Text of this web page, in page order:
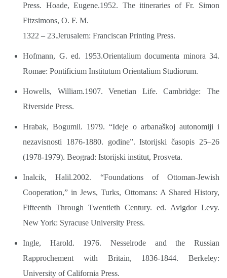
Press. Hoade, Eugene.1952. The itineraries of Fr. Simon
Fitzsimons, O. F. M.
1322 – 23.Jerusalem: Franciscan Printing Press.
Hofmann, G. ed. 1953.Orientalium documenta minora 34.
Romae: Pontificium Institutum Orientalium Studiorum.
Howells, William.1907. Venetian Life. Cambridge: The
Riverside Press.
Hrabak, Bogumil. 1979. “Ideje o arbanaškoj autonomiji i
nezavisnosti 1876-1880. godine”. Istorijski časopis 25–26
(1978-1979). Beograd: Istorijski institut, Prosveta.
Inalcik, Halil.2002. “Foundations of Ottoman-Jewish
Cooperation,” in Jews, Turks, Ottomans: A Shared History,
Fifteenth Through Twentieth Century. ed. Avigdor Levy.
New York: Syracuse University Press.
Ingle, Harold. 1976. Nesselrode and the Russian
Rapprochement with Britain, 1836-1844. Berkeley:
University of California Press.